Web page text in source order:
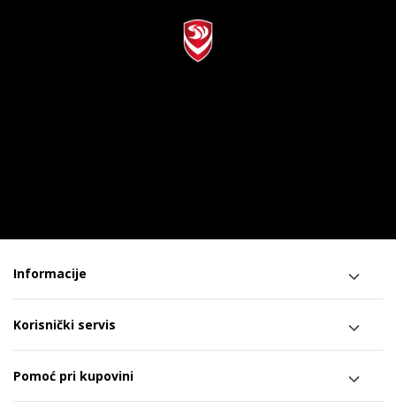
Informacije
Korisnički servis
Pomoć pri kupovini